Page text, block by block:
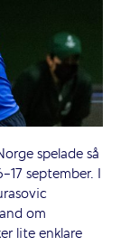
spelade så
17 september. I
om
lite enklare